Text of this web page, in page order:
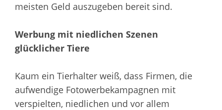
meisten Geld auszugeben bereit sind.
Werbung mit niedlichen Szenen
glücklicher Tiere
Kaum ein Tierhalter weiß, dass Firmen, die
aufwendige Fotowerbekampagnen mit
verspielten, niedlichen und vor allem